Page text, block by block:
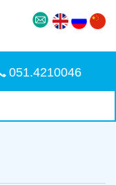
051.4210046